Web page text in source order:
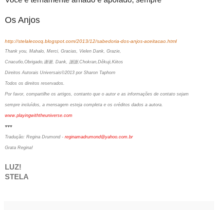
Os Anjos
http://stelalecocq.blogspot.com/2013/12/sabedoria-dos-anjos-aceitacao.html
Thank you, Mahalo, Merci, Gracias, Vielen Dank, Grazie,
Спасибо,Obrigado,谢谢, Dank, 謝謝,Chokran,Děkuji,Kiitos
Direitos Autorais Universais©2013 por Sharon Taphorn
Todos os direitos reservados.
Por favor, compartilhe os artigos, contanto que o autor e as informações de contato sejam
sempre incluídos, a mensagem esteja completa e os créditos dados a autora.
www.playingwiththeuniverse.com
♥♥♥
Tradução: Regina Drumond - reginamadrumond@yahoo.com.br
Grata Regina!
LUZ!
STELA